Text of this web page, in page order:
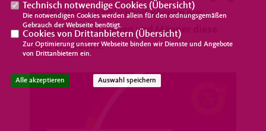
und Partnerschaftlichkeit können nur
gelingen, wenn Frauen und Männer diese
Ziele anstreben!
Technisch notwendige Cookies (Übersicht)
Die notwendigen Cookies werden allein für den ordnungsgemäßen
Gebrauch der Webseite benötigt.
Cookies von Drittanbietern (Übersicht)
Zur Optimierung unserer Webseite binden wir Dienste und Angebote
von Drittanbietern ein.
Alle akzeptieren Auswahl speichern